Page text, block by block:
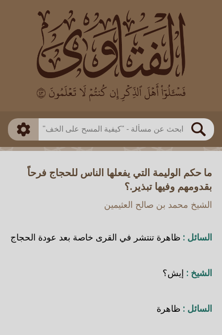
بحث
العالم
بن باز
بن العثيمين
اللجنة الدائمة
طريقة البحث
ذكي
ما حكم الوليمة التي يفعلها الناس للحجاج فرحاً
بقدومهم وفيها تبذير.؟
الشيخ محمد بن صالح العثيمين
السائل : ظاهرة تنتشر في القرى خاصة بعد عودة الحجاج
الشيخ : إيش؟
السائل : ظاهرة